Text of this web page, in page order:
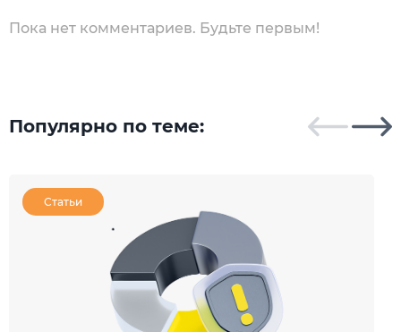
Пока нет комментариев. Будьте первым!
Популярно по теме:
Статьи